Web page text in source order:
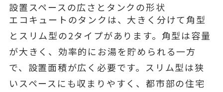
設置スペースの広さとタンクの形状
エコキュートのタンクは、大きく分けて角型
とスリム型の2タイプがあります。角型は容量
が大きく、効率的にお湯を貯められる一方
で、設置面積が広く必要です。スリム型は狭
いスペースにも収まりやすく、都市部の住宅